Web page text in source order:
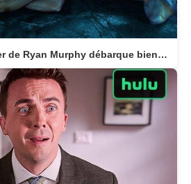
The Shards : le thriller de Ryan Murphy débarque bientôt sur Disney+